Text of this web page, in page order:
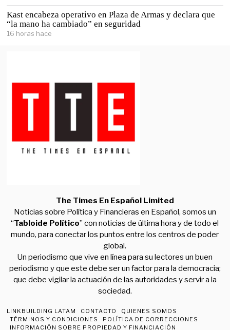
Kast encabeza operativo en Plaza de Armas y declara que
“la mano ha cambiado” en seguridad
16 horas hace
The Times En Español Limited
Noticias sobre Política y Financieras en Español, somos un
“Tabloide Político” con noticias de última hora y de todo el
mundo, para conectar los puntos entre los centros de poder
global.
Un periodismo que vive en línea para su lectores un buen
periodismo y que este debe ser un factor para la democracia;
que debe vigilar la actuación de las autoridades y servir a la
sociedad.
LINKBUILDING LATAM CONTACTO
QUIENES SOMOS
TÉRMINOS Y CONDICIONES
POLÍTICA DE CORRECCIONES
INFORMACIÓN SOBRE PROPIEDAD Y FINANCIACIÓN